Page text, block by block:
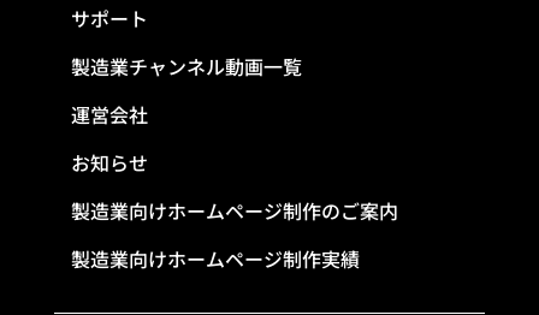
サポート
製造業チャンネル動画一覧
運営会社
お知らせ
製造業向けホームページ制作のご案内
製造業向けホームページ制作実績